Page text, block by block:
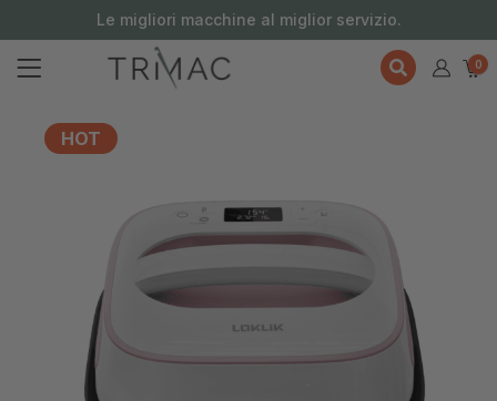
Le migliori macchine al miglior servizio.
0
HOT